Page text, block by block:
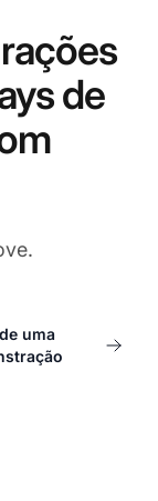
de
uma